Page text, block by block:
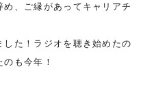
、ご縁があってキャリアチ
した！ラジオを聴き始めたの
も今年！